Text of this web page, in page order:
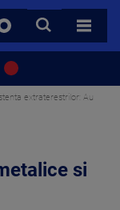
CAUTA
TOATE
extraterestrilor: Au
si